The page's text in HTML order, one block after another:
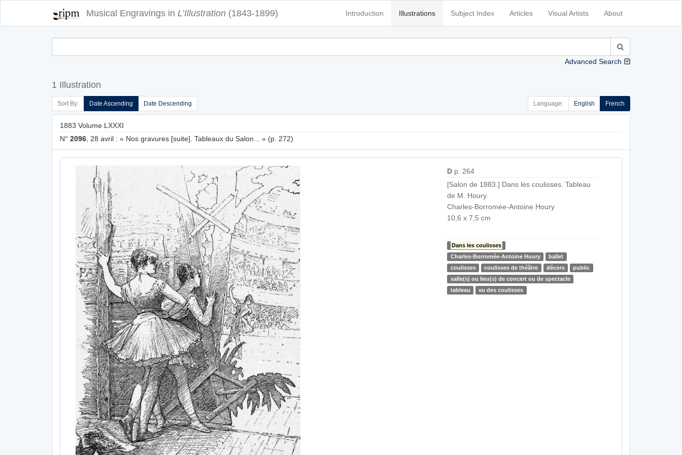
Musical Engravings in L’Illustration (1843-1899) Introduction Illustrations Subject Index Articles Visual Artists About
Advanced Search
1 Illustration
Sort By: Date Ascending Date Descending Language: English French
1883 Volume LXXXI
N° 2096 , 28 avril : « Nos gravures [suite]. Tableaux du Salon... » (p. 272)
D p. 264
[Salon de 1883.] Dans les coulisses. Tableau
de M. Houry.
Charles-Borromée-Antoine Houry
10,6 x 7,5 cm
Dans les coulisses
Charles-Borromée-Antoine Houry
ballet
coulisses
coulisses de théâtre décors
public
salle(s) ou lieu(s) de concert ou de spectacle
tableau
vu des coulisses